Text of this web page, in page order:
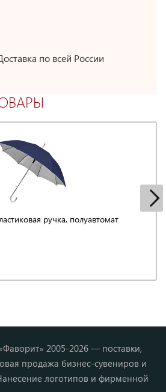
по всей России
ручка, полуавтомат
2005-2026 — поставки,
продажа бизнес-сувениров и
логотипов и фирменной